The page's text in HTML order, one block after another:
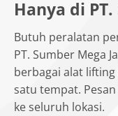
Hanya di
Butuh peralatan
PT. Sumber Mega
berbagai alat
satu tempat.
ke seluruh lokasi.